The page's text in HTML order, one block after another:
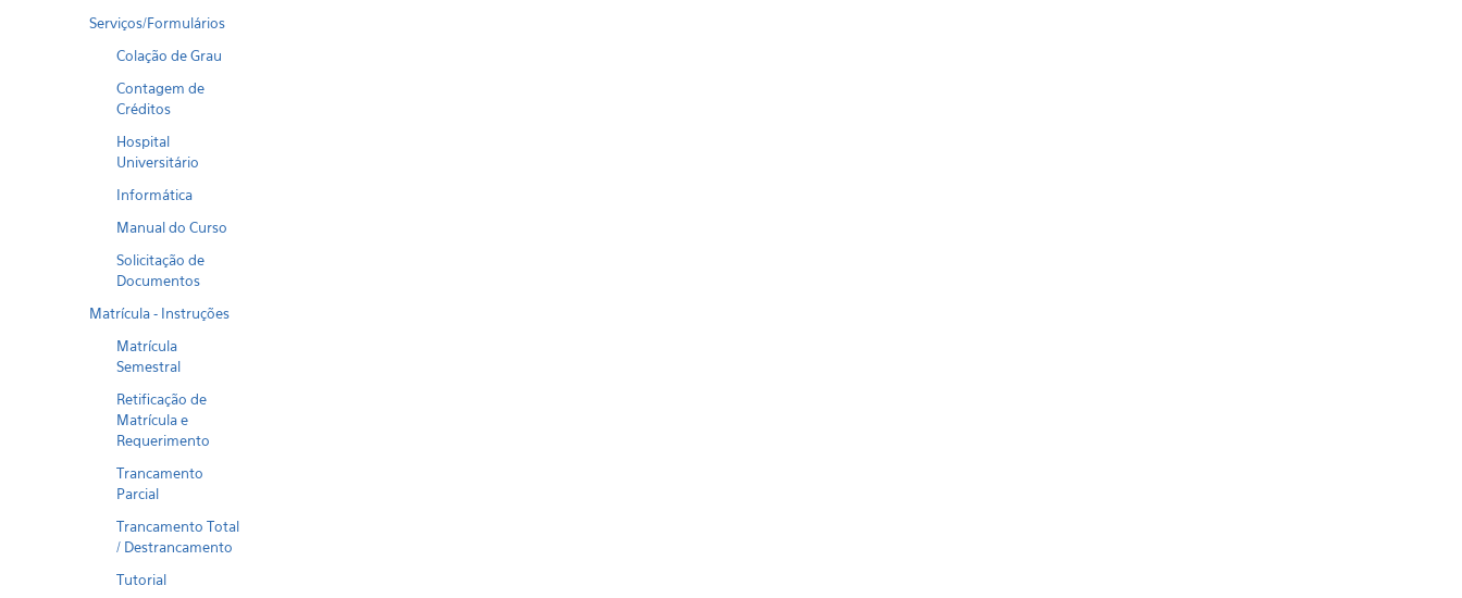
Serviços/Formulários
Colação de Grau
Contagem de
Créditos
Hospital
Universitário
Informática
Manual do Curso
Solicitação de
Documentos
Matrícula - Instruções
Matrícula
Semestral
Retificação de
Matrícula e
Requerimento
Trancamento
Parcial
Trancamento Total
/ Destrancamento
Tutorial